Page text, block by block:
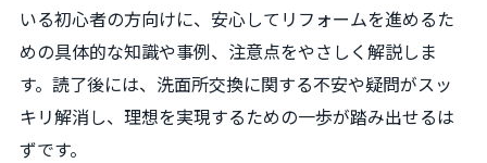
いる初心者の方向けに、安心してリフォームを進めるた
めの具体的な知識や事例、注意点をやさしく解説しま
す。読了後には、洗面所交換に関する不安や疑問がスッ
キリ解消し、理想を実現するための一歩が踏み出せるは
ずです。